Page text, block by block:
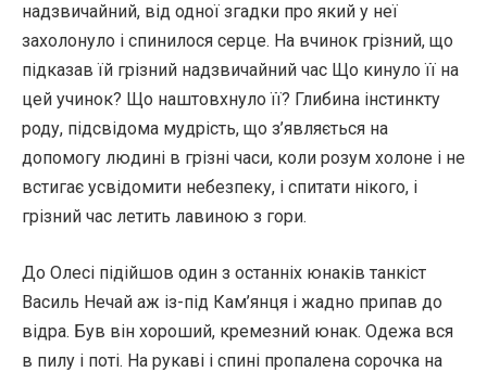
надзвичайний, від одної згадки про який у неї
захолонуло і спинилося серце. На вчинок грізний, що
підказав їй грізний надзвичайний час Що кинуло її на
цей учинок? Що наштовхнуло її? Глибина інстинкту
роду, підсвідома мудрість, що з’являється на
допомогу людині в грізні часи, коли розум холоне і не
встигає усвідомити небезпеку, і спитати нікого, і
грізний час летить лавиною з гори.
До Олесі підійшов один з останніх юнаків танкіст
Василь Нечай аж із-під Кам’янця і жадно припав до
відра. Був він хороший, кремезний юнак. Одежа вся
в пилу і поті. На рукаві і спині пропалена сорочка на